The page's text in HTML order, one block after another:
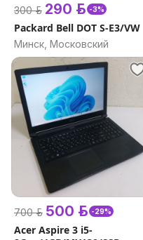
300 р. 290 р. -3%
Packard Bell DOT S-E3/VW
Минск, Московский
700 р. 500 р. -29%
Acer Aspire 3 i5-